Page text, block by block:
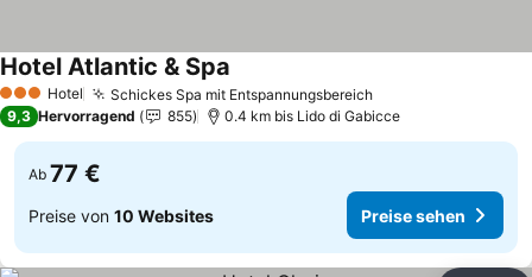
3 SterneHotel Schickes Spa mit EntspannungsbereichPreise sehen
Hotel Atlantic & Spa
9,3 Hervorragend 855 0.4 km bis Lido di Gabicce
Ab 77 €
Preise von 10 Websites Preise sehen